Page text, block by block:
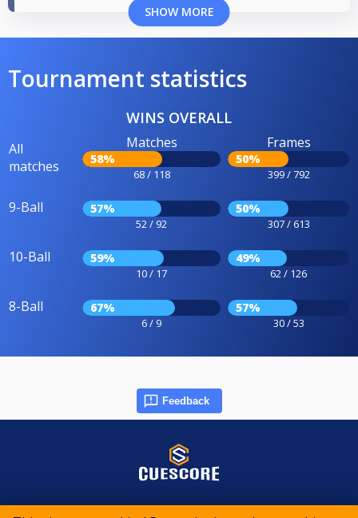
SHOW MORE
Tournament statistics
WINS OVERALL
All
matches
Matches
58%
68 / 118
Frames
50%
399 / 792
9-Ball 57%
52 / 92
50%
307 / 613
10-Ball 59%
10 / 17
49%
62 / 126
8-Ball 67%
6 / 9
57%
30 / 53
Feedback